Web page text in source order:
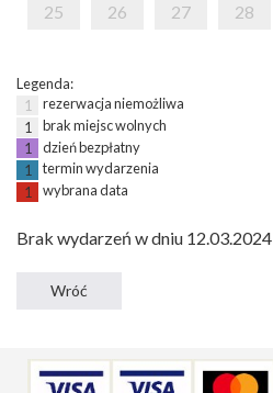
25 26 27 28
Legenda:
1
rezerwacja niemożliwa
1
brak miejsc wolnych
1
dzień bezpłatny
1
termin wydarzenia
1
wybrana data
Brak wydarzeń w dniu 12.03.2024